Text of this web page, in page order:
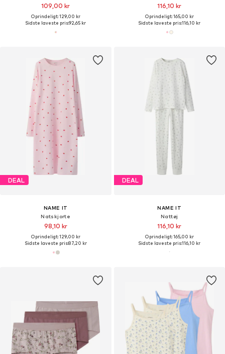
109,00 kr
Oprindeligt: 129,00 kr
Sidste laveste pris:92,65 kr
116,10 kr
Oprindeligt: 165,00 kr
Sidste laveste pris:116,10 kr
DEAL
NAME IT
Natskjorte
98,10 kr
Oprindeligt: 129,00 kr
Sidste laveste pris:87,20 kr
DEAL
NAME IT
Nattøj
116,10 kr
Oprindeligt: 165,00 kr
Sidste laveste pris:116,10 kr